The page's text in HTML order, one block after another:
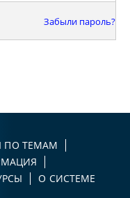
Забыли пароль?
ПО ТЕМАМ
О СИСТЕМЕ